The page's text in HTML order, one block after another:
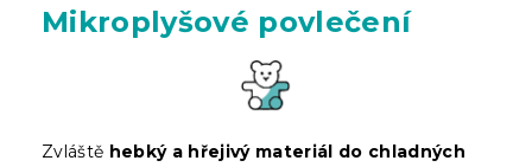
Mikroplyšové povlečení
Zvláště hebký a hřejivý materiál do chladných